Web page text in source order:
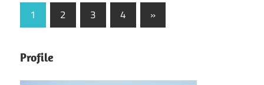
投
稿
ナ
1 2 3 4
次
の
»
Profile